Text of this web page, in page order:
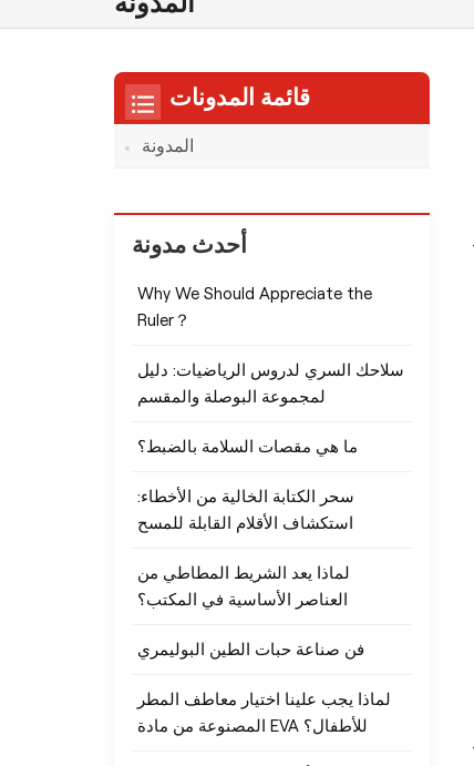
قائمة المدونات
المدونة
أحدث مدونة
Why We Should Appreciate the
Ruler？
سلاحك السري لدروس الرياضيات: دليل
لمجموعة البوصلة والمقسم
ما هي مقصات السلامة بالضبط؟
سحر الكتابة الخالية من الأخطاء:
استكشاف الأقلام القابلة للمسح
لماذا يعد الشريط المطاطي من
العناصر الأساسية في المكتب؟
فن صناعة حبات الطين البوليمري
لماذا يجب علينا اختيار معاطف المطر
المصنوعة من مادة EVA للأطفال؟